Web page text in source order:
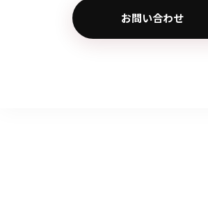
お問い合わせ